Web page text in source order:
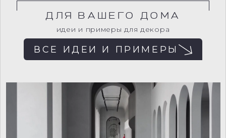
ДЛЯ ВАШЕГО ДОМА
идеи и примеры для декора
ВСЕ ИДЕИ И ПРИМЕРЫ